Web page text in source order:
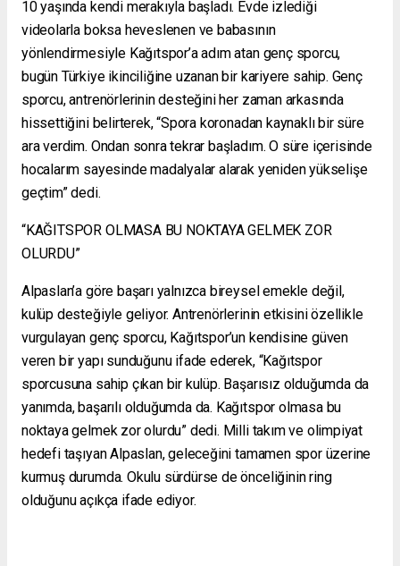
10 yaşında kendi merakıyla başladı. Evde izlediği
videolarla boksa heveslenen ve babasının
yönlendirmesiyle Kağıtspor’a adım atan genç sporcu,
bugün Türkiye ikinciliğine uzanan bir kariyere sahip. Genç
sporcu, antrenörlerinin desteğini her zaman arkasında
hissettiğini belirterek, “Spora koronadan kaynaklı bir süre
ara verdim. Ondan sonra tekrar başladım. O süre içerisinde
hocalarım sayesinde madalyalar alarak yeniden yükselişe
geçtim” dedi.
“KAĞITSPOR OLMASA BU NOKTAYA GELMEK ZOR
OLURDU”
Alpaslan’a göre başarı yalnızca bireysel emekle değil,
kulüp desteğiyle geliyor. Antrenörlerinin etkisini özellikle
vurgulayan genç sporcu, Kağıtspor’un kendisine güven
veren bir yapı sunduğunu ifade ederek, “Kağıtspor
sporcusuna sahip çıkan bir kulüp. Başarısız olduğumda da
yanımda, başarılı olduğumda da. Kağıtspor olmasa bu
noktaya gelmek zor olurdu” dedi. Milli takım ve olimpiyat
hedefi taşıyan Alpaslan, geleceğini tamamen spor üzerine
kurmuş durumda. Okulu sürdürse de önceliğinin ring
olduğunu açıkça ifade ediyor.